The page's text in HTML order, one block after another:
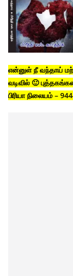
என்னுள் நீ வந்தாய்
வடிவில் 🙂
பிரியா நிலையம் –